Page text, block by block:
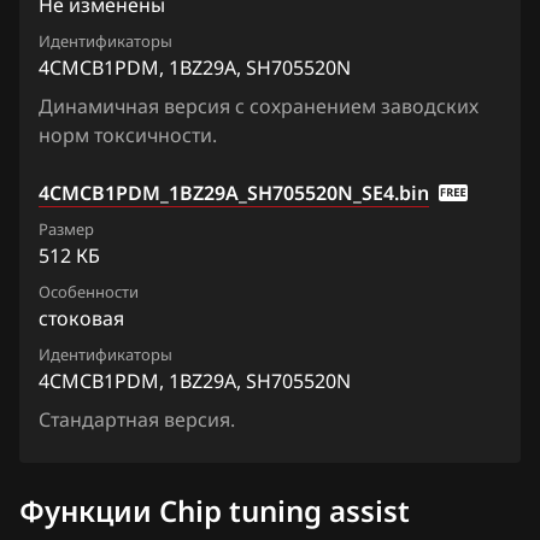
Fiat
Forthing
Foton
GAC
Geely
Genesis
GMC
Great Wall
Haima
Qashqai, Dualis, Rogue
Quest
Sentra
Serena
Skyline
Stagea
Teana (J31)
Teana (J32)
Tiida
4CMCB1PDM_1BZ29A_SH705520N
4CMCB1PDM_1JD12A_SH705520N
4CMCB1PDM_1JD16A_SH705520N
4CMCB1PDM_1JD43A_SH705520N
4CMCB1PDM_1JD45B_SH705520N
4CMCB1PDM_1JD47A_SH705520N
4CMCB1PDM_1JD60B_SH705520N
4CMCB1PDM1_1BZ14C_SH705520N
4CMCB1PDM1_1BZ20C_SH705520N
Идентификаторы
4CMCB1PDM, 1BZ29A, SH705520N
Динамичная версия с сохранением заводских
норм токсичности.
4CMCB1PDM_1BZ29A_SH705520N_SE4.bin
Размер
512 КБ
Особенности
стоковая
Идентификаторы
4CMCB1PDM, 1BZ29A, SH705520N
Стандартная версия.
Функции Chip tuning assist